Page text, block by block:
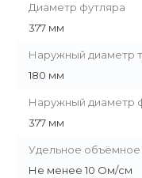
Диаметр футляра
377 мм
Наружный диаметр
180 мм
Наружный диаметр
377 мм
Удельное
Не менее 10 Ом/см